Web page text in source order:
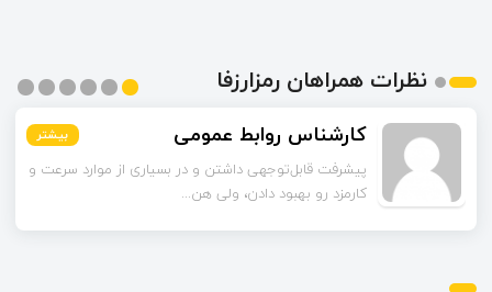
نظرات همراهان رمزارزفا
بیشتر محمدی بیشتر
راهکارهای لایه دوم رو به‌عنوان راه‌حل گفتین. این شبکه‌ها
چقدر تونستن مشکل مقیاس‌...
بیشتر
بیشتر
بیشتر
بیشتر